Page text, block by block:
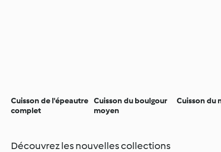
Cuisson de l'épeautre
complet
Cuisson du boulgour
moyen
Cuisson du
Découvrez les nouvelles collections